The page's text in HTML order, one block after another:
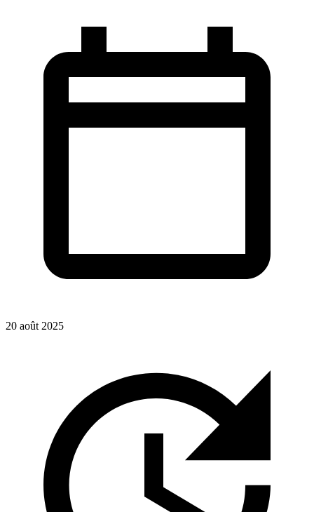
20 août 2025